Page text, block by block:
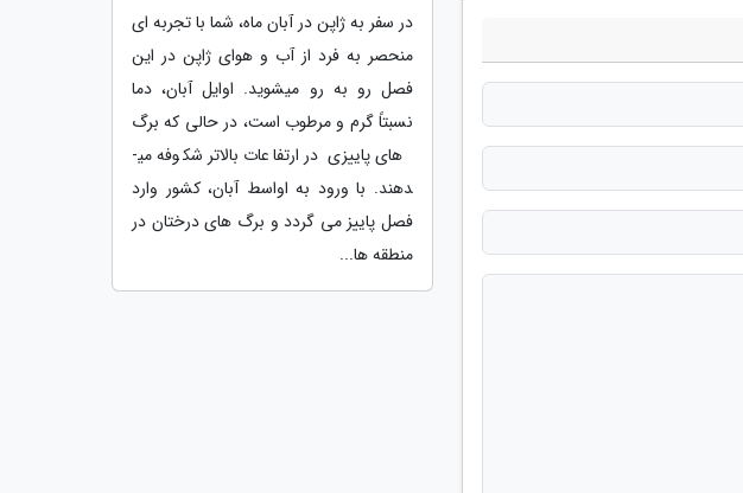
در سفر به ژاپن در آبان ماه، شما با تجربه ای
منحصر به فرد از آب و هوای ژاپن در این
فصل رو به رو می­شوید. اوایل آبان، دما
نسبتاً گرم و مرطوب است، در حالی که برگ
های پاییزی در ارتفاعات بالاتر شکوفه می­
دهند. با ورود به اواسط آبان، کشور وارد
فصل پاییز می گردد و برگ های درختان در
منطقه ها...